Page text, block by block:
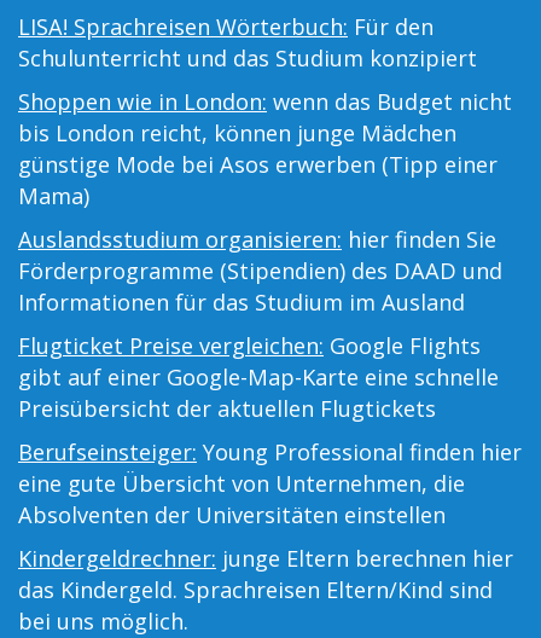
LISA! Sprachreisen Wörterbuch: Für den
Schulunterricht und das Studium konzipiert
Shoppen wie in London: wenn das Budget nicht
bis London reicht, können junge Mädchen
günstige Mode bei Asos erwerben (Tipp einer
Mama)
Auslandsstudium organisieren: hier finden Sie
Förderprogramme (Stipendien) des DAAD und
Informationen für das Studium im Ausland
Flugticket Preise vergleichen: Google Flights
gibt auf einer Google-Map-Karte eine schnelle
Preisübersicht der aktuellen Flugtickets
Berufseinsteiger: Young Professional finden hier
eine gute Übersicht von Unternehmen, die
Absolventen der Universitäten einstellen
Kindergeldrechner: junge Eltern berechnen hier
das Kindergeld. Sprachreisen Eltern/Kind sind
bei uns möglich.